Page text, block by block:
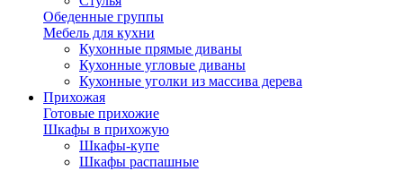
Обеденные группы
Мебель для кухни
Кухонные прямые диваны
Кухонные угловые диваны
Кухонные уголки из массива дерева
Прихожая
Готовые прихожие
Шкафы в прихожую
Шкафы-купе
Шкафы распашные